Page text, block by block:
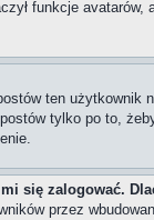
funkcje
ten
tylko po to,
się zalogować.
przez